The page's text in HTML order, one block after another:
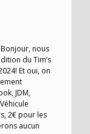
nous
du Tim’s
Et oui, on
JDM,
2€ pour les
aucun